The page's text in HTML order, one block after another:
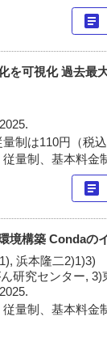
article
を可視化 過去最
制は110円（税
量制、基本料金
article
境構築 Condaの
浜本隆二2)1)3)
研究センター, 3)
量制、基本料金